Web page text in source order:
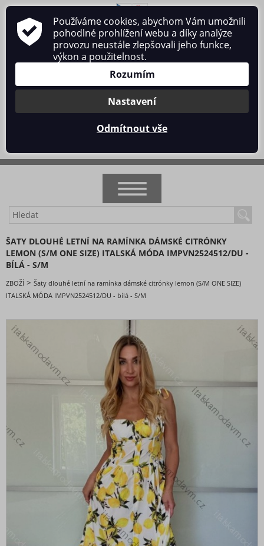
O nás Obchodní podmínky
Ochrana osobních údajů
Kontakt
Přihlásit se/Registrace
NOVINKY
AKCE
DOPORUČENÉ
BESTSELLERY
BLACK FRIDAY slevy až -80%
Oblečení dámské
Nadměrné velikosti
Doplňky módy
Obuv - Boty
Oblečení bez potisku
Extravagantní móda
ŠATY DLOUHÉ LETNÍ NA RAMÍNKA DÁMSKÉ CITRÓNKY
LEMON (S/M ONE SIZE) ITALSKÁ MÓDA IMPVN2524512/DU -
BÍLÁ - S/M
ZBOŽÍ > Šaty dlouhé letní na ramínka dámské citrónky lemon (S/M ONE SIZE)
ITALSKÁ MÓDA IMPVN2524512/DU - bílá - S/M
Používáme cookies, abychom Vám umožnili
pohodlné prohlížení webu a díky analýze
provozu neustále zlepšovali jeho funkce,
výkon a použitelnost.
Rozumím
Nastavení
Odmítnout vše